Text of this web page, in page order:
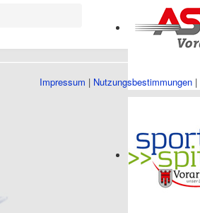
Impressum | Nutzungsbestimmungen |